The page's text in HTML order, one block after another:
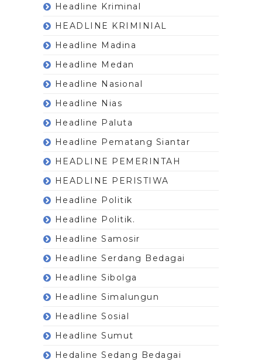
Headline Kriminal
HEADLINE KRIMINIAL
Headline Madina
Headline Medan
Headline Nasional
Headline Nias
Headline Paluta
Headline Pematang Siantar
HEADLINE PEMERINTAH
HEADLINE PERISTIWA
Headline Politik
Headline Politik.
Headline Samosir
Headline Serdang Bedagai
Headline Sibolga
Headline Simalungun
Headline Sosial
Headline Sumut
Hedaline Sedang Bedagai